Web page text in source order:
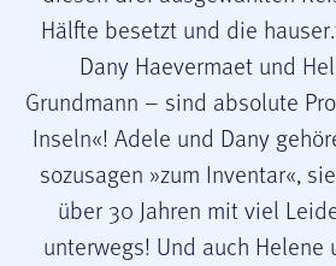
Hälfte besetzt und die
Dany Haevermaet und
Grundmann – sind absolute
Inseln«! Adele und Dany
sozusagen »zum Inventar«,
über 30 Jahren mit viel
unterwegs! Und auch Helene